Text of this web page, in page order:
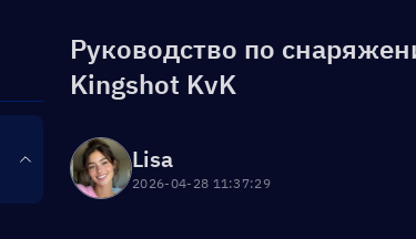
Руководство по
Kingshot KvK
Lisa
2026-04-28 11:37:29